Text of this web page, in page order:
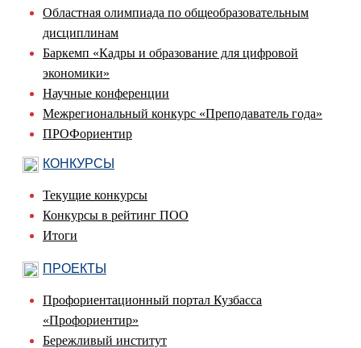
Областная олимпиада по общеобразовательным
дисциплинам
Баркемп «Кадры и образование для цифровой
экономики»
Научные конференции
Межрегиональный конкурс «Преподаватель года»
ПРОФориентир
КОНКУРСЫ
Текущие конкурсы
Конкурсы в рейтинг ПОО
Итоги
ПРОЕКТЫ
Профориентационный портал Кузбасса
«Профориентир»
Бережливый институт